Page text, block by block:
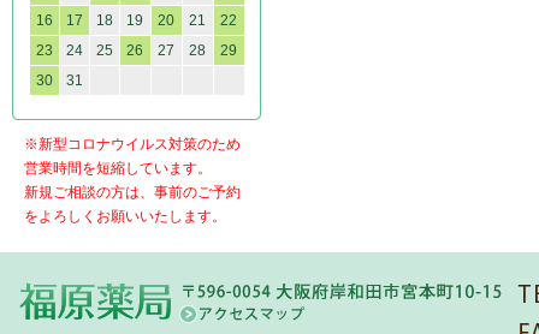
16
17 18 19 20 21
22
23
24 25 26 27 28
29
30
31
※新型コロナウイルス対策のため
営業時間を短縮しています。
新規ご相談の方は、事前のご予約
をよろしくお願いいたします。